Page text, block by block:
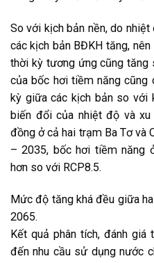
So với kịch bản nền, do
các kịch bản BĐKH tăng,
thời kỳ tương ứng cũng tăng
của bốc hơi tiềm năng cũng
kỳ giữa các kịch bản so với
biến đổi của nhiệt độ và
đồng ở cả hai trạm Ba Tơ và
– 2035, bốc hơi tiềm năng
hơn so với RCP8.5.
Mức độ tăng khá đều giữa
2065.
Kết quả phân tích, đánh
đến nhu cầu sử dụng nước